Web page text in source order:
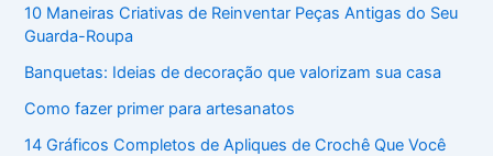
10 Maneiras Criativas de Reinventar Peças Antigas do Seu
Guarda-Roupa
Banquetas: Ideias de decoração que valorizam sua casa
Como fazer primer para artesanatos
14 Gráficos Completos de Apliques de Crochê Que Você